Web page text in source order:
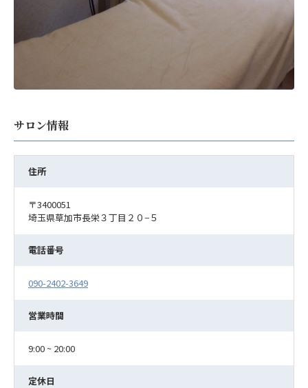
サロン情報
住所
〒3400051
埼玉県草加市長栄３丁目２０−５
電話番号
090-2402-3649
営業時間
9:00 ~ 20:00
定休日